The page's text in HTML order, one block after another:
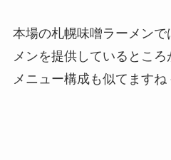
本場の札幌味噌ラーメン
メンを提供しているとこ
メニュー構成も似てますね